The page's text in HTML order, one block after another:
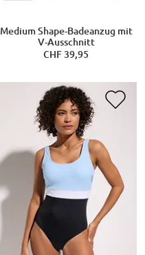
Medium Shape-Badeanzug mit
V-Ausschnitt
CHF 39,95